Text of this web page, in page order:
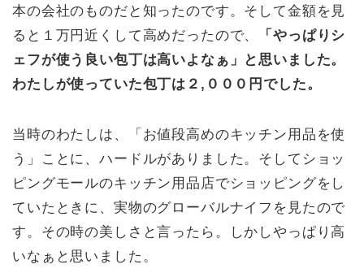
本の会社のものだと知ったのです。そして金額を見
ると１万円近くして高めだったので、
「やっぱりシ
ェフが使う良い包丁は高いよなぁ」と思いました。
わたしが使っていた包丁は２,０００円でした。
当時のわたしは、「お値段高めのキッチン用品を使
う」ことに、ハードルがありました。そしてショッ
ピングモールのキッチン用品店でショッピングをし
ていたときに、実物のグローバルナイフを見たので
す。その時の美しさと言ったら。しかしやっぱり高
いなぁと思いました。